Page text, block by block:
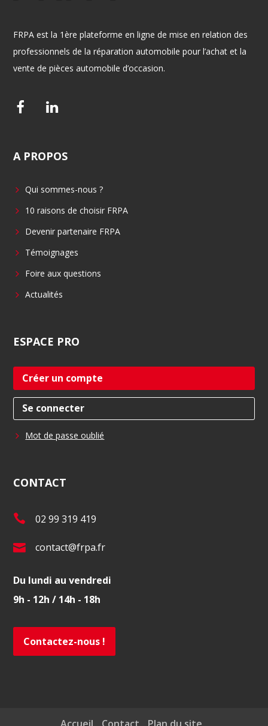
FRPA est la 1ère plateforme en ligne de mise en relation des
professionnels de la réparation automobile pour l’achat et la
vente de pièces automobile d’occasion.
F
e
o
o
L
k
d
i
A PROPOS
Qui sommes-nous ?
10 raisons de choisir FRPA
Devenir partenaire FRPA
Témoignages
Foire aux questions
Actualités
ESPACE PRO
Créer un compte
Se connecter
Mot de passe oublié
CONTACT
T
l
.
:
02 99 319 419
E
m
a
:
contact@frpa.fr
Du lundi au vendredi
9h - 12h / 14h - 18h
Contactez-nous !